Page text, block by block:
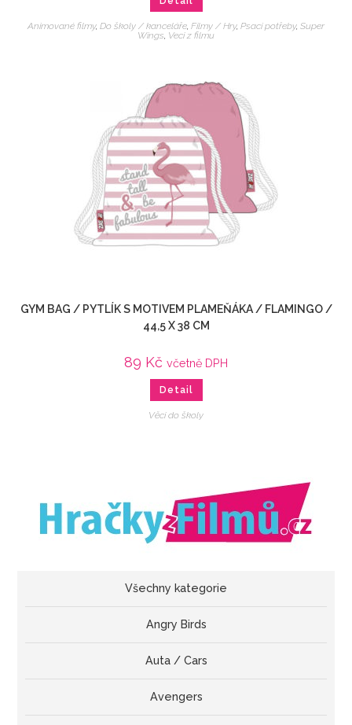
Animované filmy, Do školy / kanceláře Filmy / Hry, Psací potřeby, Super
Wings Veci z filmu
GYM BAG / PYTLÍK S MOTIVEM PLAMEŇÁKA / FLAMINGO /
44,5 X 38 CM
89 Kč včetně DPH
Detail
Věci do školy
Všechny kategorie
Angry Birds
Auta / Cars
Avengers